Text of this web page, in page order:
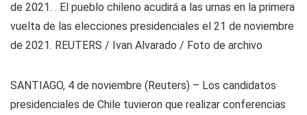
de 2021. . El pueblo chileno acudirá a las urnas en la primera
vuelta de las elecciones presidenciales el 21 de noviembre
de 2021. REUTERS / Ivan Alvarado / Foto de archivo
SANTIAGO, 4 de noviembre (Reuters) – Los candidatos
presidenciales de Chile tuvieron que realizar conferencias